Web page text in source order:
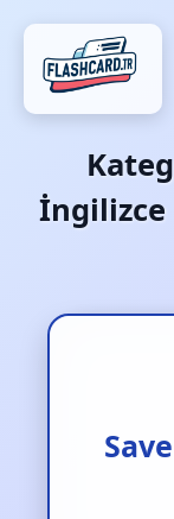
İngilizce